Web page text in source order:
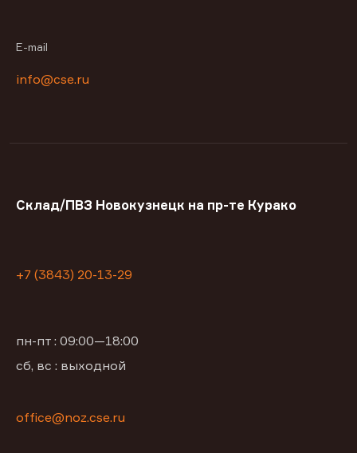
E-mail
info@cse.ru
Склад/ПВЗ Новокузнецк на пр-те Курако
+7 (3843) 20-13-29
пн-пт : 09:00—18:00
сб, вс : выходной
office@noz.cse.ru